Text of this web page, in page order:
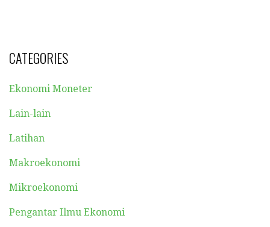
CATEGORIES
Ekonomi Moneter
Lain-lain
Latihan
Makroekonomi
Mikroekonomi
Pengantar Ilmu Ekonomi